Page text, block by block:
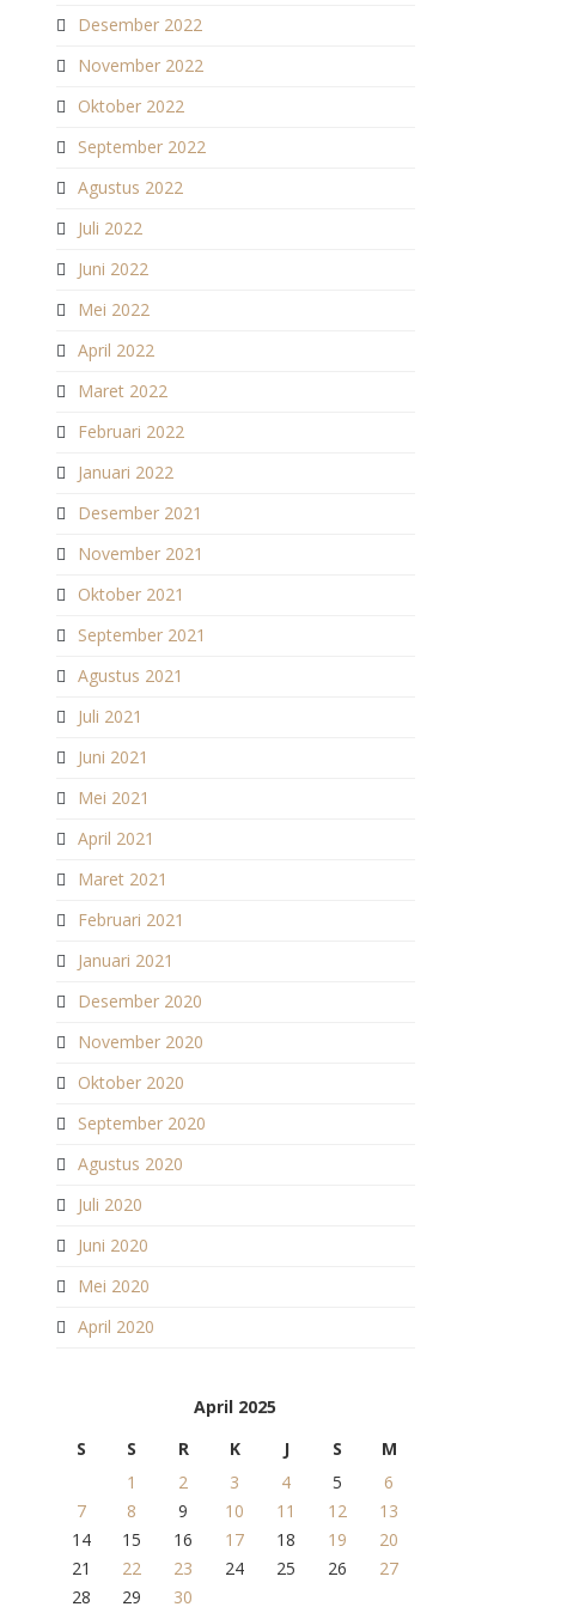
Desember 2022
November 2022
Oktober 2022
September 2022
Agustus 2022
Juli 2022
Juni 2022
Mei 2022
April 2022
Maret 2022
Februari 2022
Januari 2022
Desember 2021
November 2021
Oktober 2021
September 2021
Agustus 2021
Juli 2021
Juni 2021
Mei 2021
April 2021
Maret 2021
Februari 2021
Januari 2021
Desember 2020
November 2020
Oktober 2020
September 2020
Agustus 2020
Juli 2020
Juni 2020
Mei 2020
April 2020
April 2025
S
S R K J S
M
1
2 3 4 5
6
7
8 9 10 11 12
13
14
15 16 17 18 19
20
21
22 23 24 25 26
27
28
29 30